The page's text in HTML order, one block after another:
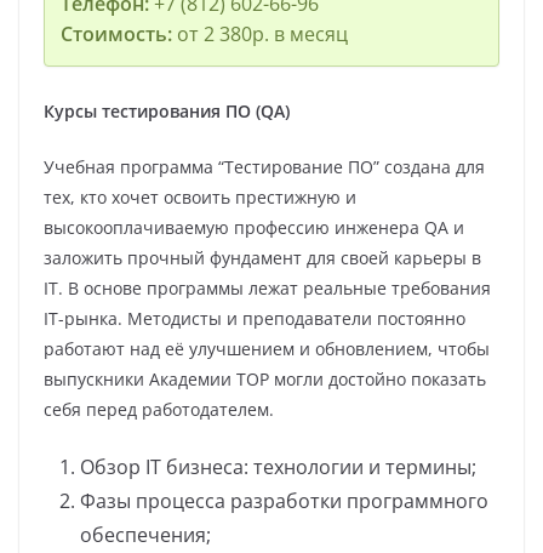
Стоимость:от 2 380р. в месяц
Курсы тестирования ПО (QA)
Учебная программа “Тестирование ПО” создана для
тех, кто хочет освоить престижную и
высокооплачиваемую профессию инженера QA и
заложить прочный фундамент для своей карьеры в
IT. В основе программы лежат реальные требования
IT-рынка. Методисты и преподаватели постоянно
работают над её улучшением и обновлением, чтобы
выпускники Академии TOP могли достойно показать
себя перед работодателем.
Обзор IT бизнеса: технологии и термины;
Фазы процесса разработки программного
обеспечения;